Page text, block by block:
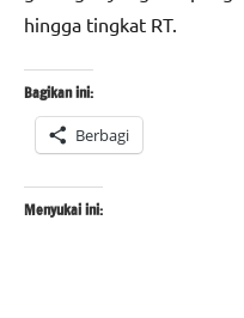
hingga tingkat RT.
Bagikan ini:
Berbagi
Menyukai ini: